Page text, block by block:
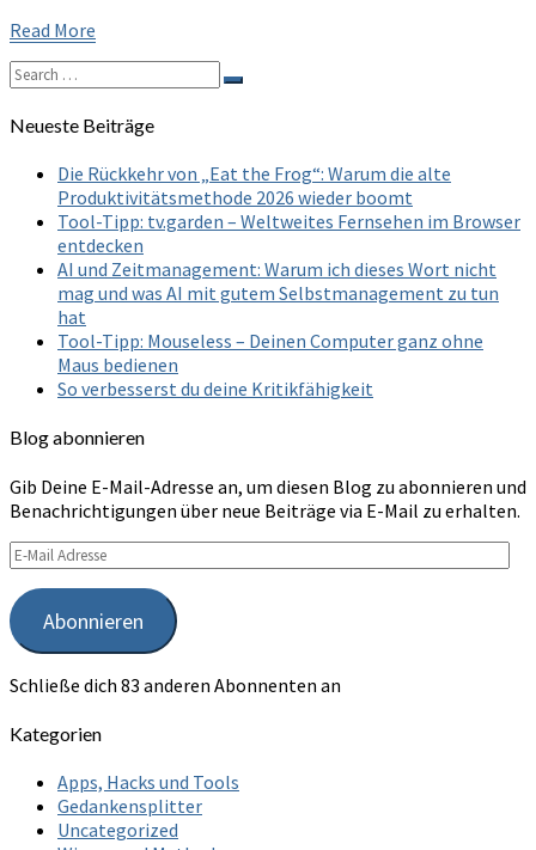
Read More
Search
for:
Search
Neueste Beiträge
Die Rückkehr von „Eat the Frog“: Warum die alte
Produktivitätsmethode 2026 wieder boomt
Tool-Tipp: tv.garden – Weltweites Fernsehen im Browser
entdecken
AI und Zeitmanagement: Warum ich dieses Wort nicht
mag und was AI mit gutem Selbstmanagement zu tun
hat
Tool-Tipp: Mouseless – Deinen Computer ganz ohne
Maus bedienen
So verbesserst du deine Kritikfähigkeit
Blog abonnieren
Gib Deine E-Mail-Adresse an, um diesen Blog zu abonnieren und
Benachrichtigungen über neue Beiträge via E-Mail zu erhalten.
E-
Mail
Adresse
Abonnieren
Schließe dich 83 anderen Abonnenten an
Kategorien
Apps, Hacks und Tools
Gedankensplitter
Uncategorized